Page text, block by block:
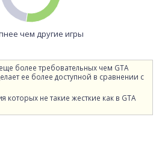
чем другие игры
более требовательных чем GTA
ее более доступной в сравнении с
которых не такие жесткие как в GTA